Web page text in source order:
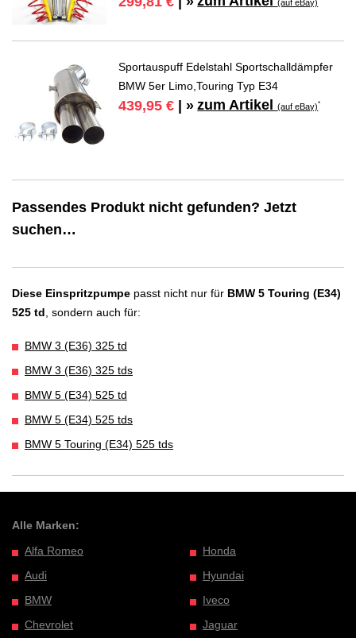
(auf eBay)
Sportauspuff Edelstahl Sportschalldämpfer
BMW 5er Limo,Touring Typ E34
439,95 € | » zum Artikel(auf eBay)*
Passendes Produkt nicht gefunden? Jetzt
suchen…
Diese Einspritzpumpe passt nicht nur für BMW 5 Touring (E34)
525 td , sondern auch für:
BMW 3 (E36) 325 td
BMW 3 (E36) 325 tds
BMW 5 (E34) 525 td
BMW 5 (E34) 525 tds
BMW 5 Touring (E34) 525 tds
Alle Marken:
Alfa Romeo
Audi
BMW
Chevrolet
Honda
Hyundai
Iveco
Jaguar